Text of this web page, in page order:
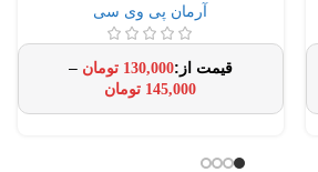
آرمان پی وی سی
130,000 تومان –
145,000 تومان